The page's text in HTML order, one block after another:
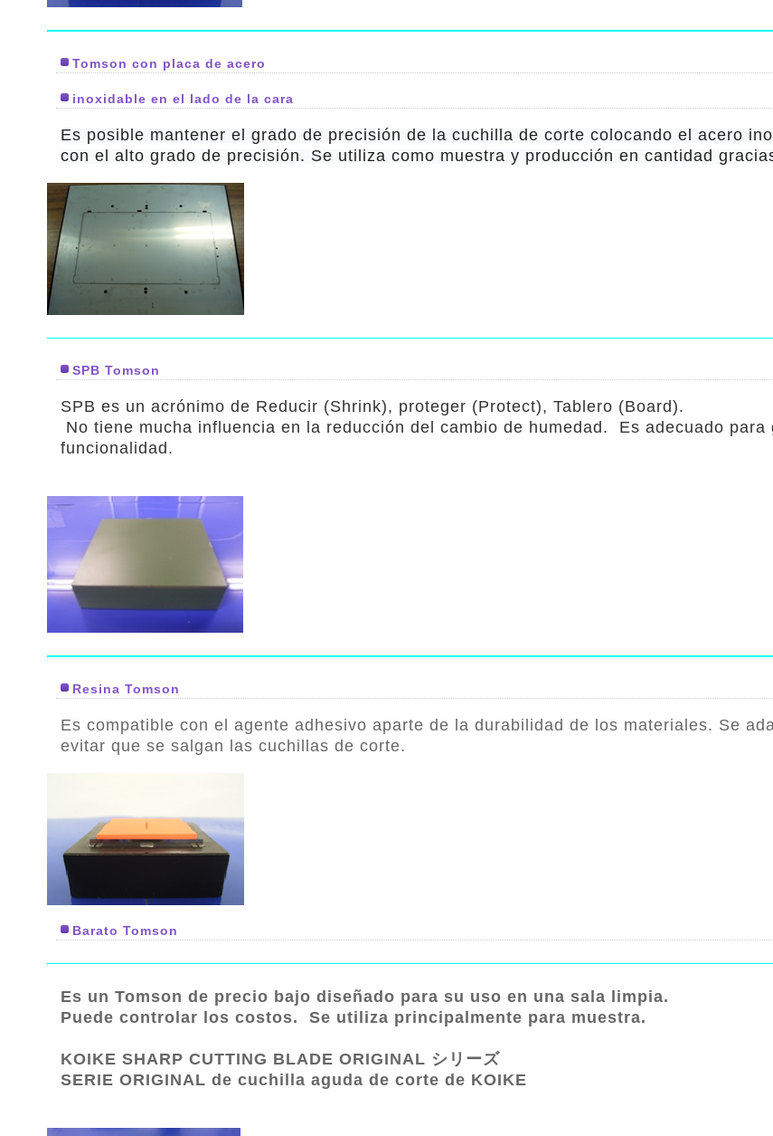
Tomson con placa de acero
inoxidable en el lado de la cara
Es posible mantener el grado de precisión de la cuchilla de corte colocando el acero
con el alto grado de precisión. Se utiliza como muestra y producción en cantidad
SPB Tomson
SPB es un acrónimo de Reducir (Shrink), proteger (Protect), Tablero (Board).
No tiene mucha influencia en la reducción del cambio de humedad. Es adecuado
funcionalidad.
Resina Tomson
Es compatible con el agente adhesivo aparte de la durabilidad de los materiales. Se
evitar que se salgan las cuchillas de corte.
Barato Tomson
Es un Tomson de precio bajo diseñado para su uso en una sala limpia.
Puede controlar los costos. Se utiliza principalmente para muestra.
KOIKE SHARP CUTTING BLADE ORIGINAL シリーズ
SERIE ORIGINAL de cuchilla aguda de corte de KOIKE